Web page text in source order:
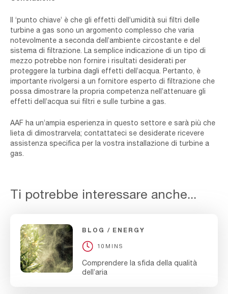
‘punto chiave’ è che gli effetti dell’umidità sui filtri delle
turbine a gas sono un argomento complesso che varia
notevolmente a seconda dell’ambiente circostante e del
sistema di filtrazione. La semplice indicazione di un tipo di
mezzo potrebbe non fornire i risultati desiderati per
proteggere la turbina dagli effetti dell’acqua. Pertanto, è
importante rivolgersi a un fornitore esperto di filtrazione che
possa dimostrare la propria competenza nell’attenuare gli
effetti dell’acqua sui filtri e sulle turbine a gas.
AAF ha un’ampia esperienza in questo settore e sarà più che
lieta di dimostrarvela; contattateci se desiderate ricevere
assistenza specifica per la vostra installazione di turbine a
gas.
Ti potrebbe interessare anche...
BLOG ENERGY
10MINS
Comprendere la sfida della qualità
dell’aria